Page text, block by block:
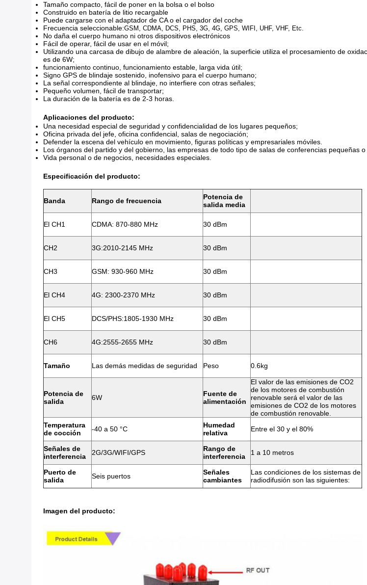
Tamaño compacto, fácil de poner en la bolsa o el bolso
Construido en batería de litio recargable
Puede cargarse con el adaptador de CA o el cargador del coche
Frecuencia seleccionable:GSM, CDMA, DCS, PHS, 3G, 4G, GPS, WIFI, UHF, VHF, Etc.
No daña el cuerpo humano ni otros dispositivos electrónicos
Fácil de operar, fácil de usar en el móvil;
Utilizando una carcasa de dibujo de alambre de aleación, la superficie utiliza el procesamiento de
es de 6W;
funcionamiento continuo, funcionamiento estable, larga vida útil;
Signo GPS de blindaje sostenido, inofensivo para el cuerpo humano;
La señal correspondiente al blindaje, no interfiere con otras señales;
Pequeño volumen, fácil de transportar;
La duración de la batería es de 2-3 horas.
Aplicaciones del producto:
Una necesidad especial de seguridad y confidencialidad de los lugares pequeños;
Oficina privada del jefe, oficina confidencial, salas de negociación;
Defender la escena del vehículo en movimiento, figuras políticas y empresariales móviles.
Los órganos del partido y del gobierno, las empresas de todo tipo de salas de conferencias pequeñas
Vida personal o de negocios, necesidades especiales.
Especificación del producto:
Banda Rango de frecuencia
Potencia de
salida media
El CH1 CDMA: 870-880 MHz 30 dBm
CH2 3G:2010-2145 MHz 30 dBm
CH3 GSM: 930-960 MHz 30 dBm
El CH4 4G: 2300-2370 MHz 30 dBm
El CH5 DCS/PHS:1805-1930 MHz 30 dBm
CH6 4G:2555-2655 MHz 30 dBm
Tamaño Las demás medidas de seguridad Peso 0.6kg
Potencia de
salida
6W
Fuente de
alimentación
El valor de las emisiones de CO2
de los motores de combustión
renovable será el valor de las
emisiones de CO2 de los motores
de combustión renovable.
Temperatura
de cocción
-40 a 50 °C
Humedad
relativa
Entre el 30 y el 80%
Señales de
interferencia
2G/3G/WIFI/GPS
Rango de
interferencia
1 a 10 metros
Puerto de
salida
Seis puertos
Señales
cambiantes
Las condiciones de los sistemas de
radiodifusión son las siguientes:
Imagen del producto: